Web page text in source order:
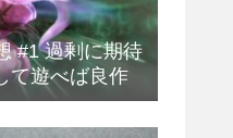
#1 過剰に期待
て遊べば良作